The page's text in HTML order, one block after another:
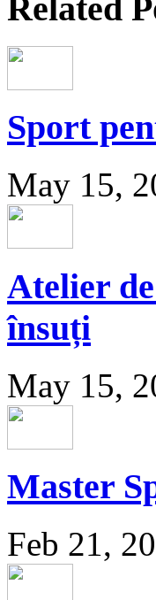
Related
Sport
May 15,
Atelier
însuți
May 15,
Master
Feb 21,